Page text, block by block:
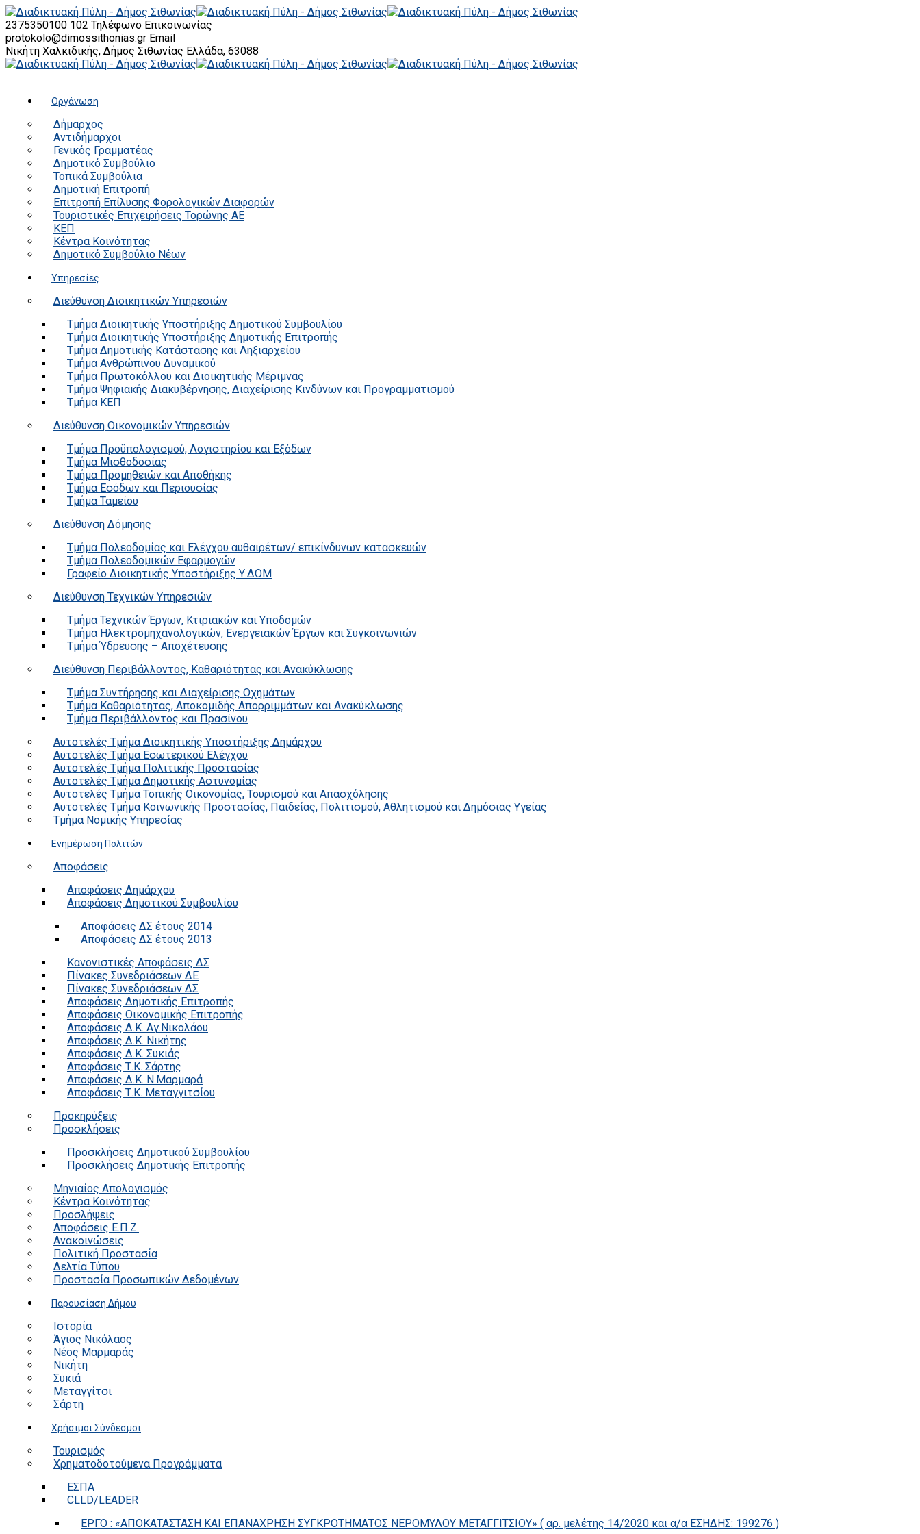
2375350100 102 Τηλέφωνο Επικοινωνίας
protokolo@dimossithonias.gr Email
Νικήτη Χαλκιδικής, Δήμος Σιθωνίας Ελλάδα, 63088
Οργάνωση
Δήμαρχος
Αντιδήμαρχοι
Γενικός Γραμματέας
Δημοτικό Συμβούλιο
Τοπικά Συμβούλια
Δημοτική Επιτροπή
Επιτροπή Επίλυσης Φορολογικών Διαφορών
Τουριστικές Επιχειρήσεις Τορώνης ΑΕ
ΚΕΠ
Κέντρα Κοινότητας
Δημοτικό Συμβούλιο Νέων
Υπηρεσίες
Διεύθυνση Διοικητικών Υπηρεσιών
Τμήμα Διοικητικής Υποστήριξης Δημοτικού Συμβουλίου
Τμήμα Διοικητικής Υποστήριξης Δημοτικής Επιτροπής
Τμήμα Δημοτικής Κατάστασης και Ληξιαρχείου
Τμήμα Ανθρώπινου Δυναμικού
Τμήμα Πρωτοκόλλου και Διοικητικής Μέριμνας
Τμήμα Ψηφιακής Διακυβέρνησης, Διαχείρισης Κινδύνων και Προγραμματισμού
Τμήμα ΚΕΠ
Διεύθυνση Οικονομικών Υπηρεσιών
Τμήμα Προϋπολογισμού, Λογιστηρίου και Εξόδων
Τμήμα Μισθοδοσίας
Τμήμα Προμηθειών και Αποθήκης
Τμήμα Εσόδων και Περιουσίας
Τμήμα Ταμείου
Διεύθυνση Δόμησης
Τμήμα Πολεοδομίας και Ελέγχου αυθαιρέτων/ επικίνδυνων κατασκευών
Τμήμα Πολεοδομικών Εφαρμογών
Γραφείο Διοικητικής Υποστήριξης Υ.ΔΟΜ
Διεύθυνση Τεχνικών Υπηρεσιών
Τμήμα Τεχνικών Έργων, Κτιριακών και Υποδομών
Τμήμα Ηλεκτρομηχανολογικών, Ενεργειακών Έργων και Συγκοινωνιών
Τμήμα Ύδρευσης – Αποχέτευσης
Διεύθυνση Περιβάλλοντος, Καθαριότητας και Ανακύκλωσης
Τμήμα Συντήρησης και Διαχείρισης Οχημάτων
Τμήμα Καθαριότητας, Αποκομιδής Απορριμμάτων και Ανακύκλωσης
Τμήμα Περιβάλλοντος και Πρασίνου
Αυτοτελές Τμήμα Διοικητικής Υποστήριξης Δημάρχου
Αυτοτελές Τμήμα Εσωτερικού Ελέγχου
Αυτοτελές Τμήμα Πολιτικής Προστασίας
Αυτοτελές Τμήμα Δημοτικής Αστυνομίας
Αυτοτελές Τμήμα Τοπικής Οικονομίας, Τουρισμού και Απασχόλησης
Αυτοτελές Τμήμα Κοινωνικής Προστασίας, Παιδείας, Πολιτισμού, Αθλητισμού και Δημόσιας Υγείας
Τμήμα Νομικής Υπηρεσίας
Ενημέρωση Πολιτών
Αποφάσεις
Αποφάσεις Δημάρχου
Αποφάσεις Δημοτικού Συμβουλίου
Αποφάσεις ΔΣ έτους 2014
Αποφάσεις ΔΣ έτους 2013
Κανονιστικές Αποφάσεις ΔΣ
Πίνακες Συνεδριάσεων ΔΕ
Πίνακες Συνεδριάσεων ΔΣ
Αποφάσεις Δημοτικής Επιτροπής
Αποφάσεις Οικονομικής Επιτροπής
Αποφάσεις Δ.Κ. Αγ.Νικολάου
Αποφάσεις Δ.Κ. Νικήτης
Αποφάσεις Δ.Κ. Συκιάς
Αποφάσεις Τ.Κ. Σάρτης
Αποφάσεις Δ.Κ. Ν.Μαρμαρά
Αποφάσεις Τ.Κ. Μεταγγιτσίου
Προκηρύξεις
Προσκλήσεις
Προσκλήσεις Δημοτικού Συμβουλίου
Προσκλήσεις Δημοτικής Επιτροπής
Μηνιαίος Απολογισμός
Κέντρα Κοινότητας
Προσλήψεις
Αποφάσεις Ε.Π.Ζ.
Ανακοινώσεις
Πολιτική Προστασία
Δελτία Τύπου
Προστασία Προσωπικών Δεδομένων
Παρουσίαση Δήμου
Ιστορία
Άγιος Νικόλαος
Νέος Μαρμαράς
Νικήτη
Συκιά
Μεταγγίτσι
Σάρτη
Χρήσιμοι Σύνδεσμοι
Τουρισμός
Χρηματοδοτούμενα Προγράμματα
ΕΣΠΑ
CLLD/LEADER
ΕΡΓΟ : «ΑΠΟΚΑΤΑΣΤΑΣΗ ΚΑΙ ΕΠΑΝΑΧΡΗΣΗ ΣΥΓΚΡΟΤΗΜΑΤΟΣ ΝΕΡΟΜΥΛΟΥ ΜΕΤΑΓΓΙΤΣΙΟΥ» ( αρ. μελέτης 14/2020 και α/α ΕΣΗΔΗΣ: 199276 )